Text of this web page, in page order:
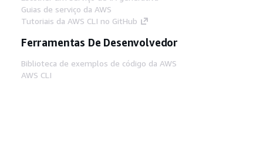
Guias de serviço da AWS
Tutoriais da AWS CLI no GitHub
Ferramentas De Desenvolvedor
Biblioteca de exemplos de código da AWS
AWS CLI